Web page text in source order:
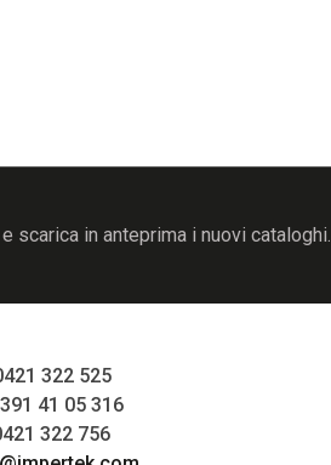
scarica in anteprima i nuovi cataloghi.
322 525
41 05 316
322 756